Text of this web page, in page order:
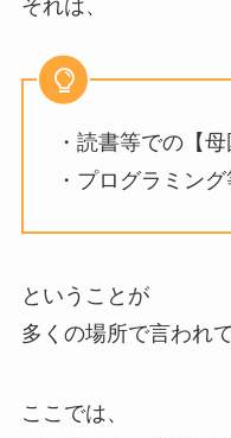
それは、
・読書等での【母
・プログラミン
ということが
多くの場所で言われ
ここでは、